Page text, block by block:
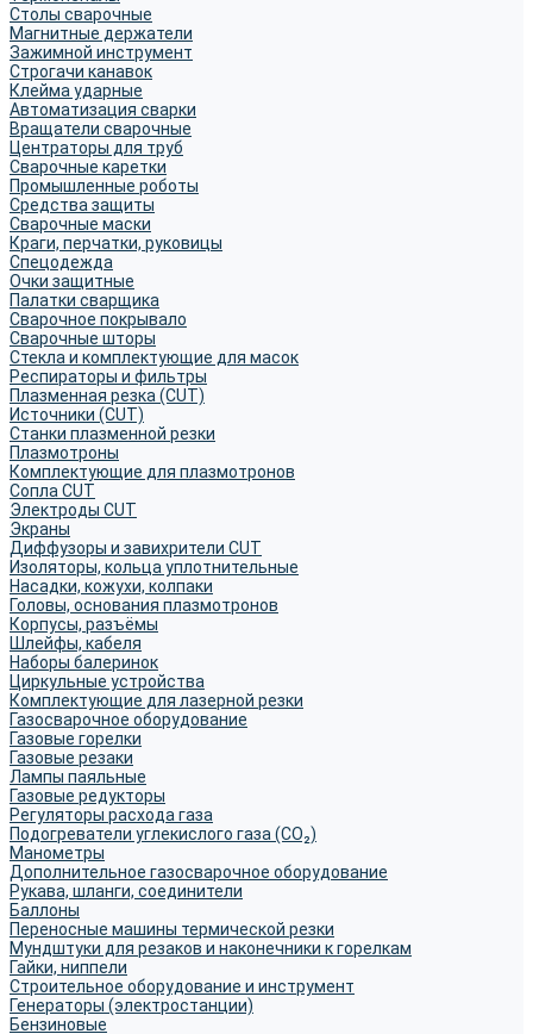
Столы сварочные
Магнитные держатели
Зажимной инструмент
Строгачи канавок
Клейма ударные
Автоматизация сварки
Вращатели сварочные
Центраторы для труб
Сварочные каретки
Промышленные роботы
Средства защиты
Сварочные маски
Краги, перчатки, руковицы
Спецодежда
Очки защитные
Палатки сварщика
Сварочное покрывало
Сварочные шторы
Стекла и комплектующие для масок
Респираторы и фильтры
Плазменная резка (CUT)
Источники (CUT)
Станки плазменной резки
Плазмотроны
Комплектующие для плазмотронов
Сопла CUT
Электроды CUT
Экраны
Диффузоры и завихрители CUT
Изоляторы, кольца уплотнительные
Насадки, кожухи, колпаки
Головы, основания плазмотронов
Корпусы, разъёмы
Шлейфы, кабеля
Наборы балеринок
Циркульные устройства
Комплектующие для лазерной резки
Газосварочное оборудование
Газовые горелки
Газовые резаки
Лампы паяльные
Газовые редукторы
Регуляторы расхода газа
Подогреватели углекислого газа (CO₂)
Манометры
Дополнительное газосварочное оборудование
Рукава, шланги, соединители
Баллоны
Переносные машины термической резки
Мундштуки для резаков и наконечники к горелкам
Гайки, ниппели
Строительное оборудование и инструмент
Генераторы (электростанции)
Бензиновые